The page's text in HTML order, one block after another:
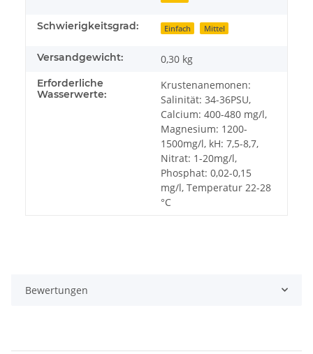
Schwierigkeitsgrad: Einfach Mittel
Versandgewicht: 0,30 kg
Erforderliche
Wasserwerte:
Krustenanemonen:
Salinität: 34-36PSU,
Calcium: 400-480 mg/l,
Magnesium: 1200-
1500mg/l, kH: 7,5-8,7,
Nitrat: 1-20mg/l,
Phosphat: 0,02-0,15
mg/l, Temperatur 22-28
°C
Bewertungen